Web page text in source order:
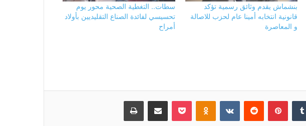
بنشماش يقدم وثائق رسمية تؤكد
قانونية انتخابه أمينا عام لحزب للاصالة
و المعاصرة
سطات.. التغطية الصحية محور يوم
تحسيسي لفائدة الصناع التقليديين بأولاد
أمراح
بينتيريست Odnoklassniki
بوكيت مشاركة عبر البريد طباعة